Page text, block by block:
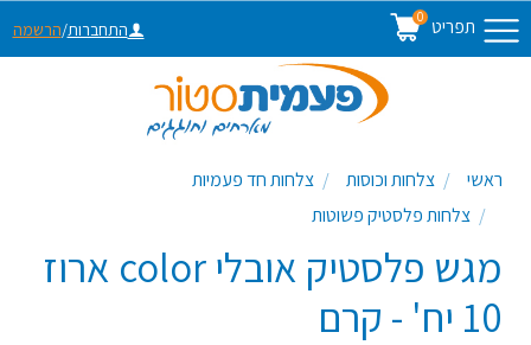
תפריט 0
התחברות/הרשמה
ראשי צלחות וכוסות
צלחות חד פעמיות
צלחות פלסטיק פשוטות
מגש פלסטיק אובלי color ארוז
10 יח' - קרם